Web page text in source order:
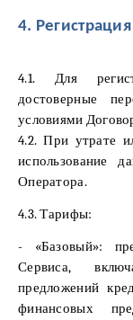
4.
4.1. Для
достоверные
условиями
4.2. При утрате
использование
Оператора.
4.3. Тарифы:
- «Базовый»:
Сервиса,
предложений
финансовых